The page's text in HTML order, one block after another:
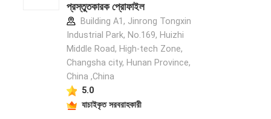
প্রস্তুতকারক প্রোফাইল
Building A1, Jinrong Tongxin
Industrial Park, No.169, Huizhi
Middle Road, High-tech Zone,
Changsha city, Hunan Province,
China ,China
5.0
যাচাইকৃত সরবরাহকারী